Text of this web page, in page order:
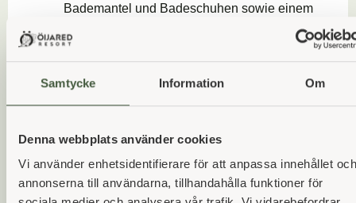
Samtycke Information Om
Denna webbplats använder cookies
Vi använder enhetsidentifierare för att anpassa innehållet och
annonserna till användarna, tillhandahålla funktioner för
Bademantel und Badeschuhen sowie einem
Åkerberg
Eintritt ins Fitnessstudio
AB 1495 SEK